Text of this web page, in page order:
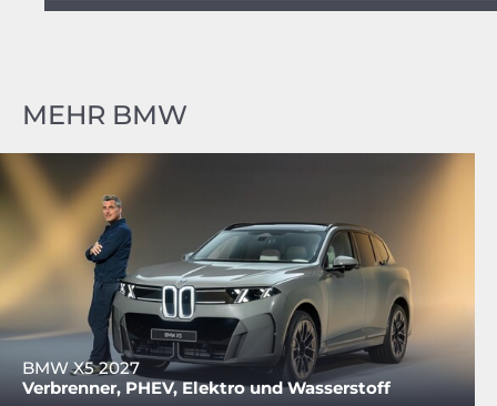
MEHR BMW
BMW X5 2027
Verbrenner, PHEV, Elektro und Wasserstoff